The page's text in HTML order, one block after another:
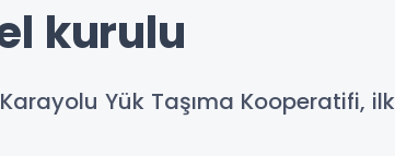
kurulu
Yük Taşıma Kooperatifi, ilk